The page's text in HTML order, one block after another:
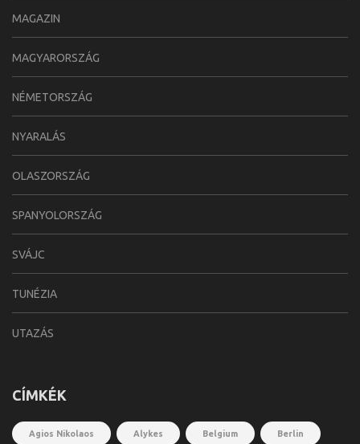
MAGAZIN
MAGYARORSZÁG
NÉMETORSZÁG
NYARALÁS
OLASZORSZÁG
SPANYOLORSZÁG
SVÁJC
TUNÉZIA
UTAZÁS
CÍMKÉK
Agios Nikolaos Alykes Belgium Berlin